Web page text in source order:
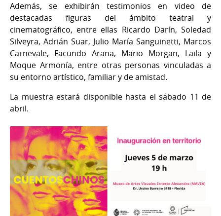
Además, se exhibirán testimonios en video de
destacadas figuras del ámbito teatral y
cinematográfico, entre ellas Ricardo Darín, Soledad
Silveyra, Adrián Suar, Julio María Sanguinetti, Marcos
Carnevale, Facundo Arana, Mario Morgan, Laila y
Moque Armonía, entre otras personas vinculadas a
su entorno artístico, familiar y de amistad.
La muestra estará disponible hasta el sábado 11 de
abril.